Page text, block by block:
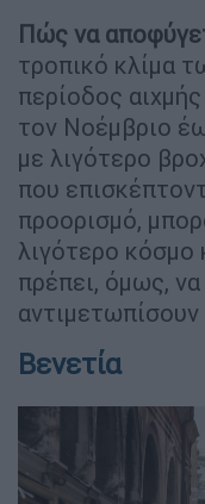
Πώς να
τροπικό κλίμα
περίοδος
τον Νοέμβριο
με λιγότερο
που
προορισμό,
λιγότερο κόσμο
πρέπει, όμως, να
αντιμετωπίσουν
Βενετία